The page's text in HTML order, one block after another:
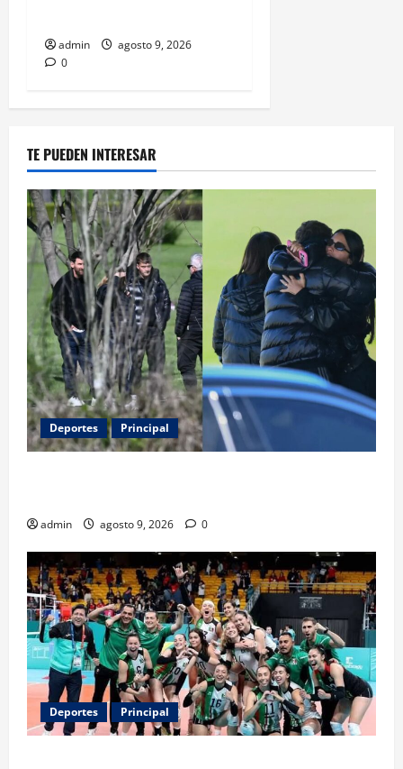
admin
agosto 9, 2026
0
TE PUEDEN INTERESAR
Deportes Principal
admin agosto 9, 2026 0
Deportes Principal